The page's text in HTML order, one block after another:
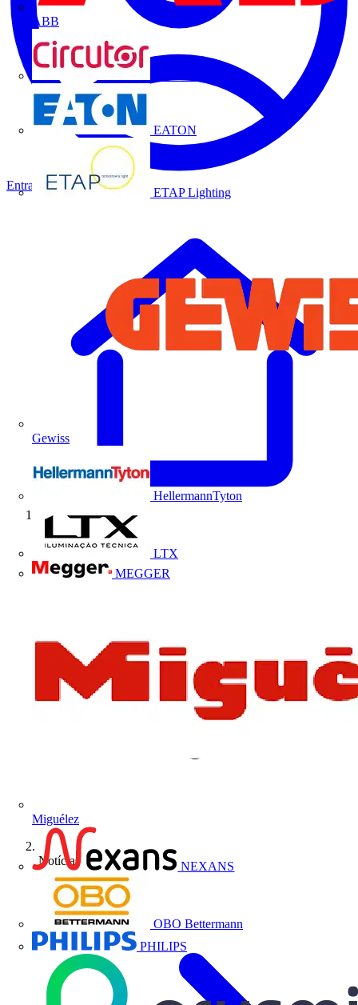
ABB
EATON
ETAP Lighting
Gewiss
HellermannTyton
LTX
MEGGER
Miguélez
NEXANS
OBO Bettermann
PHILIPS
Entrar Cadastrar
Notícias